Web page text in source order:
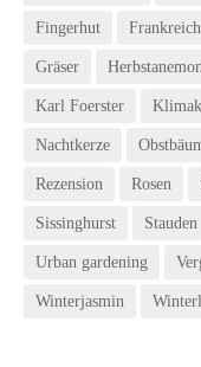
Fingerhut Frankreich
Gräser
Karl Foerster
Nachtkerze
Rezension Rosen
Sissinghurst Stauden
Urban gardening
Winterjasmin